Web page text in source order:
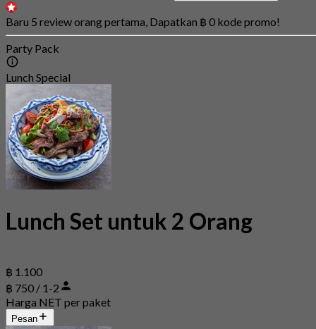
Baru 5 review orang pertama, Dapatkan ฿ 0 kode promo!
Party Pack
Lunch Special
Lunch Set untuk 2 Orang
฿ 1.100
฿ 750 / 1-2
Harga NET per paket
Pesan